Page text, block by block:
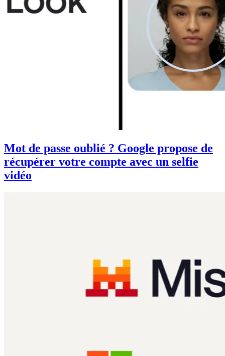
Mot de passe oublié ? Google propose de
récupérer votre compte avec un selfie
vidéo